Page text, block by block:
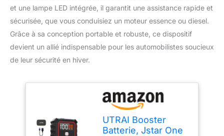
et une lampe LED intégrée, il garantit une assistance rapide et
sécurisée, que vous conduisiez un moteur essence ou diesel.
Grâce à sa conception portable et robuste, ce dispositif
devient un allié indispensable pour les automobilistes soucieux
de leur sécurité en hiver.
UTRAI Booster
Batterie, Jstar One